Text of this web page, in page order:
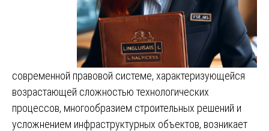
современной правовой системе, характеризующейся
возрастающей сложностью технологических
процессов, многообразием строительных решений и
усложнением инфраструктурных объектов, возникает